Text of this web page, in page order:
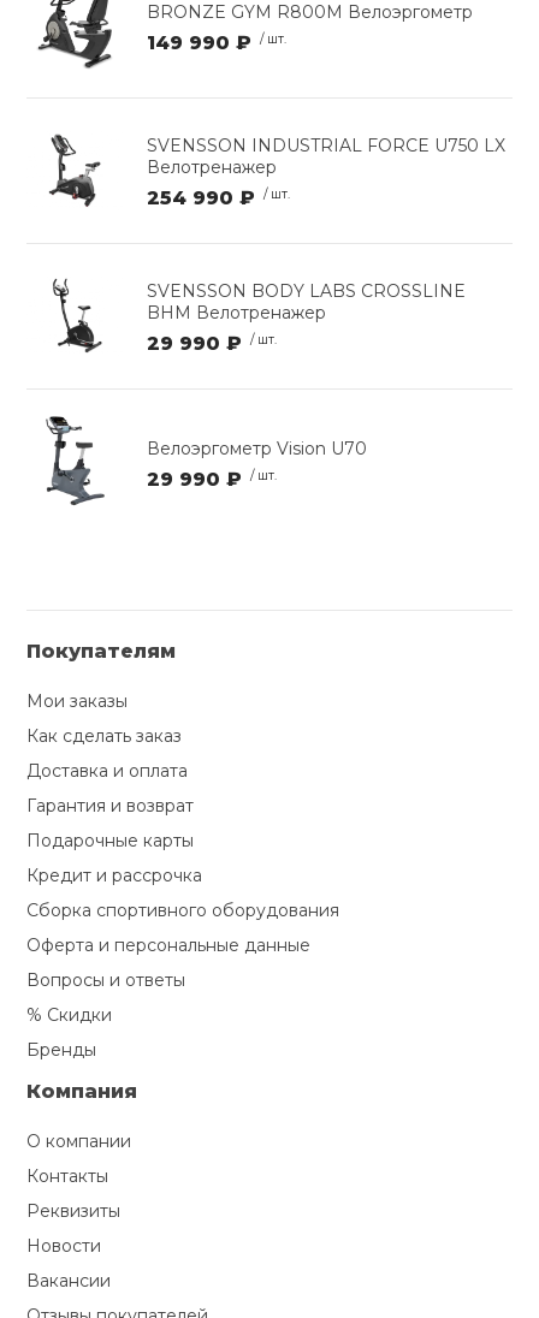
BRONZE GYM R800M Велоэргометр
149 990 ₽ / шт.
SVENSSON INDUSTRIAL FORCE U750 LX
Велотренажер
254 990 ₽ / шт.
SVENSSON BODY LABS CROSSLINE
BHM Велотренажер
29 990 ₽ / шт.
Велоэргометр Vision U70
29 990 ₽ / шт.
Покупателям
Мои заказы
Как сделать заказ
Доставка и оплата
Гарантия и возврат
Подарочные карты
Кредит и рассрочка
Сборка спортивного оборудования
Оферта и персональные данные
Вопросы и ответы
% Скидки
Бренды
Компания
О компании
Контакты
Реквизиты
Новости
Вакансии